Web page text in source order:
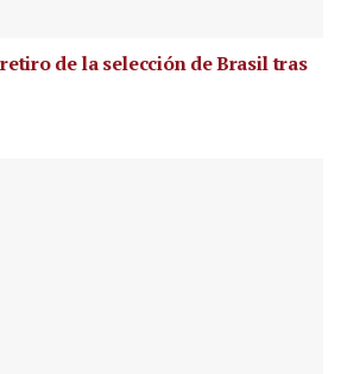
de la selección de Brasil tras